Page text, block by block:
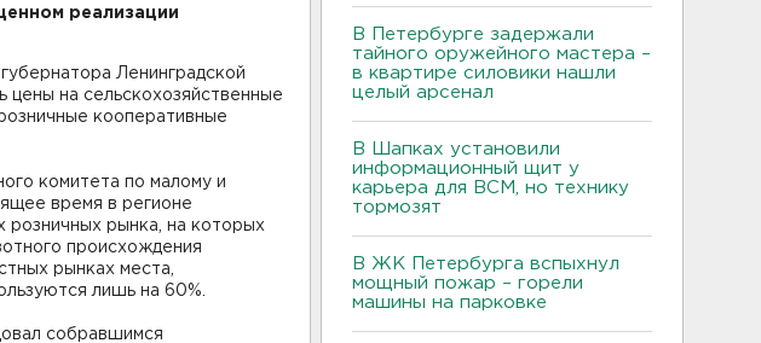
реализации
Ленинградской
цены на сельскохозяйственные
кооперативные
комитета по малому и
время в регионе
розничных рынка, на которых
происхождения
рынках места,
лишь на 60%.
собравшимся
В Петербурге задержали
тайного оружейного мастера –
в квартире силовики нашли
целый арсенал
В Шапках установили
информационный щит у
карьера для ВСМ, но технику
тормозят
В ЖК Петербурга вспыхнул
мощный пожар – горели
машины на парковке